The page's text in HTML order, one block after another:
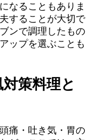
なることもありま
することが大切で
ンで調理したもの
ップを選ぶことも
策料理と
痛・吐き気・胃の